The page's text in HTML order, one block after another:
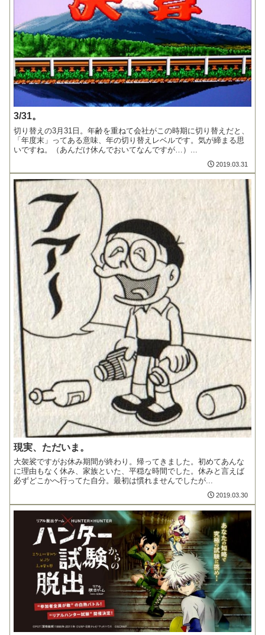
3/31。
切り替えの3月31日。年齢を重ねて会社がこの時期に切り替えだと、
「年度末」ってある意味、年の切り替えレベルです。気が締まる思
いですね。（あんだけ休んでおいてなんですが…）...
2019.03.31
現実、ただいま。
大袈裟ですがお休み期間が終わり。帰ってきました。初めてあんな
に理由もなく休み、家族といた、平穏な時間でした。休みと言えば
必ずどこかへ行ってた自分。最初は慣れませんでしたが...
2019.03.30